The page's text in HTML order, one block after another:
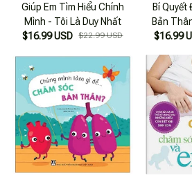
Giúp Em Tìm Hiểu Chính
Mình - Tôi Là Duy Nhất
$16.99 USD
$22.99 USD
Bí Quyết
Bản
Món
$16.99